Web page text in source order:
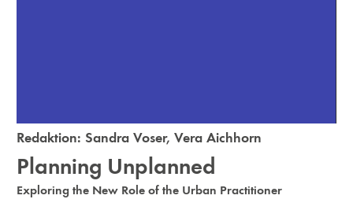
Redaktion: Sandra Voser,Vera Aichhorn
Planning Unplanned
Exploring the New Role of the Urban Practitioner